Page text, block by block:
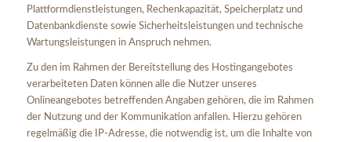
Plattformdienstleistungen, Rechenkapazität, Speicherplatz und
Datenbankdienste sowie Sicherheitsleistungen und technische
Wartungsleistungen in Anspruch nehmen.
Zu den im Rahmen der Bereitstellung des Hostingangebotes
verarbeiteten Daten können alle die Nutzer unseres
Onlineangebotes betreffenden Angaben gehören, die im Rahmen
der Nutzung und der Kommunikation anfallen. Hierzu gehören
regelmäßig die IP-Adresse, die notwendig ist, um die Inhalte von